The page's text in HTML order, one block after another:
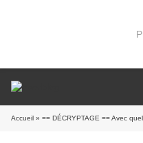
Accueil » == DÉCRYPTAGE == Avec quelles techniques Mélenchon manipule